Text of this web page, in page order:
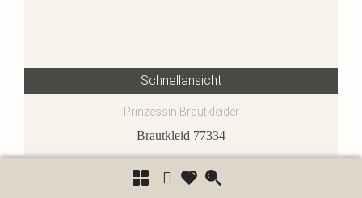
Schnellansicht
Prinzessin Brautkleider
Brautkleid 77334